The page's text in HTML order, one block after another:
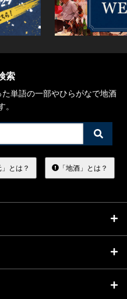
索
た単語の一部やひらがなで地酒
検
索
る
」とは？ 「地酒」とは？